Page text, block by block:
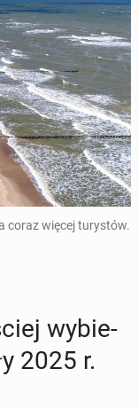
coraz więcej turystów.
wy­bie­
2025 r.